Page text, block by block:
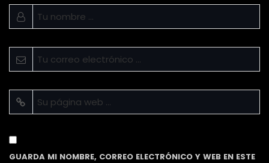
GUARDA MI NOMBRE, CORREO ELECTRÓNICO Y WEB EN ESTE